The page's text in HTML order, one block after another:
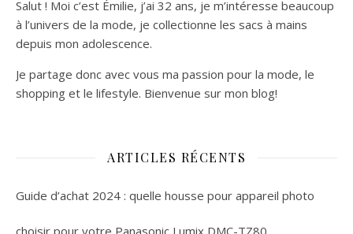
Salut ! Moi c’est Émilie, j’ai 32 ans, je m’intéresse beaucoup
à l’univers de la mode, je collectionne les sacs à mains
depuis mon adolescence.
Je partage donc avec vous ma passion pour la mode, le
shopping et le lifestyle. Bienvenue sur mon blog!
ARTICLES RÉCENTS
Guide d’achat 2024 : quelle housse pour appareil photo